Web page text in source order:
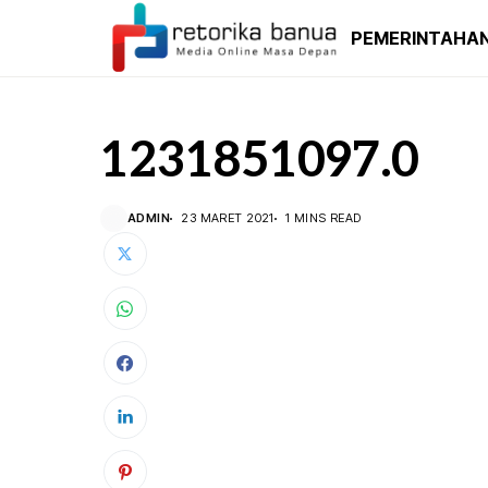
1231851097.0
ADMIN 23 MARET 2021 1 MINS READ